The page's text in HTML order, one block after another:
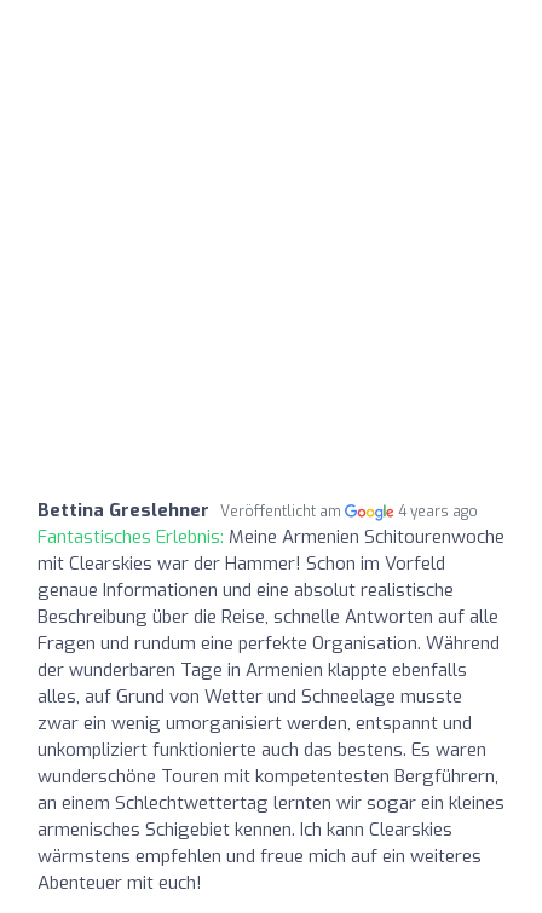
Bettina Greslehner Veröffentlicht am 4 years ago
Fantastisches Erlebnis: Meine Armenien Schitourenwoche
mit Clearskies war der Hammer! Schon im Vorfeld
genaue Informationen und eine absolut realistische
Beschreibung über die Reise, schnelle Antworten auf alle
Fragen und rundum eine perfekte Organisation. Während
der wunderbaren Tage in Armenien klappte ebenfalls
alles, auf Grund von Wetter und Schneelage musste
zwar ein wenig umorganisiert werden, entspannt und
unkompliziert funktionierte auch das bestens. Es waren
wunderschöne Touren mit kompetentesten Bergführern,
an einem Schlechtwettertag lernten wir sogar ein kleines
armenisches Schigebiet kennen. Ich kann Clearskies
wärmstens empfehlen und freue mich auf ein weiteres
Abenteuer mit euch!